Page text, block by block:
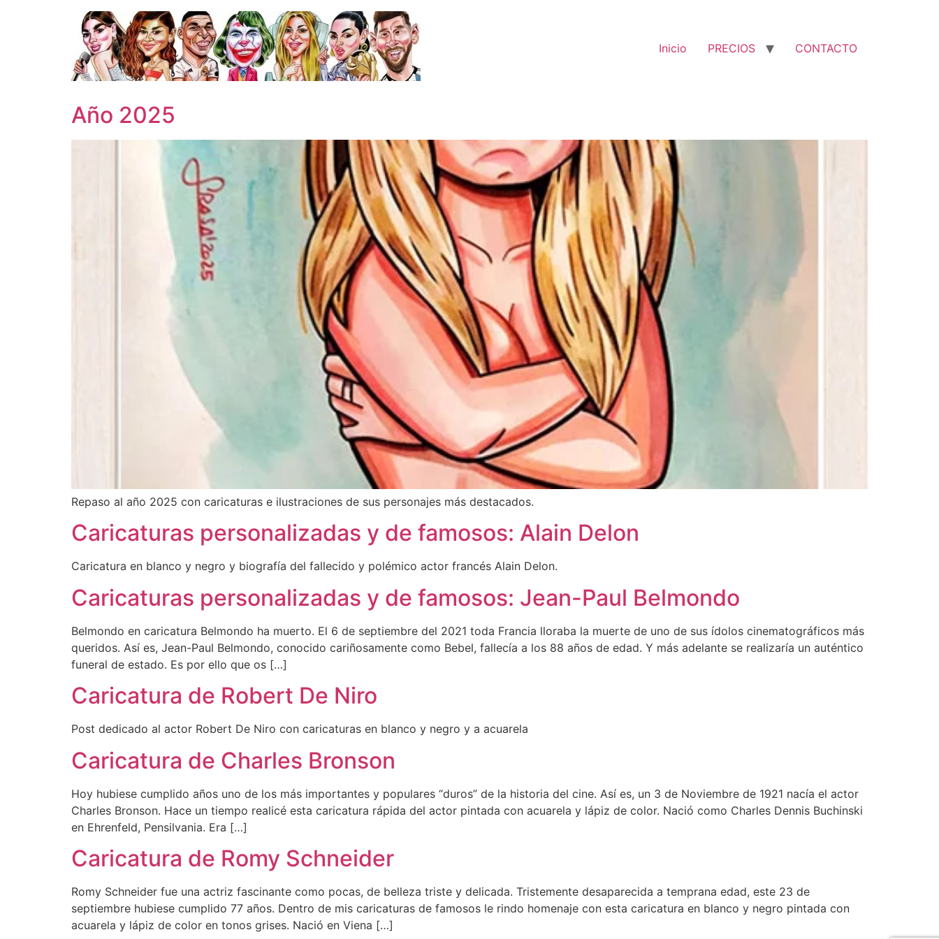
Inicio PRECIOS CONTACTO
Año 2025
Repaso al año 2025 con caricaturas e ilustraciones de sus personajes más destacados.
Caricaturas personalizadas y de famosos: Alain Delon
Caricatura en blanco y negro y biografía del fallecido y polémico actor francés Alain Delon.
Caricaturas personalizadas y de famosos: Jean-Paul Belmondo
Belmondo en caricatura Belmondo ha muerto. El 6 de septiembre del 2021 toda Francia lloraba la muerte de uno de sus ídolos cinematográficos más
queridos. Así es, Jean-Paul Belmondo, conocido cariñosamente como Bebel, fallecía a los 88 años de edad. Y más adelante se realizaría un auténtico
funeral de estado. Es por ello que os […]
Caricatura de Robert De Niro
Post dedicado al actor Robert De Niro con caricaturas en blanco y negro y a acuarela
Caricatura de Charles Bronson
Hoy hubiese cumplido años uno de los más importantes y populares “duros” de la historia del cine. Así es, un 3 de Noviembre de 1921 nacía el actor
Charles Bronson. Hace un tiempo realicé esta caricatura rápida del actor pintada con acuarela y lápiz de color. Nació como Charles Dennis Buchinski
en Ehrenfeld, Pensilvania. Era […]
Caricatura de Romy Schneider
Romy Schneider fue una actriz fascinante como pocas, de belleza triste y delicada. Tristemente desaparecida a temprana edad, este 23 de
septiembre hubiese cumplido 77 años. Dentro de mis caricaturas de famosos le rindo homenaje con esta caricatura en blanco y negro pintada con
acuarela y lápiz de color en tonos grises. Nació en Viena […]